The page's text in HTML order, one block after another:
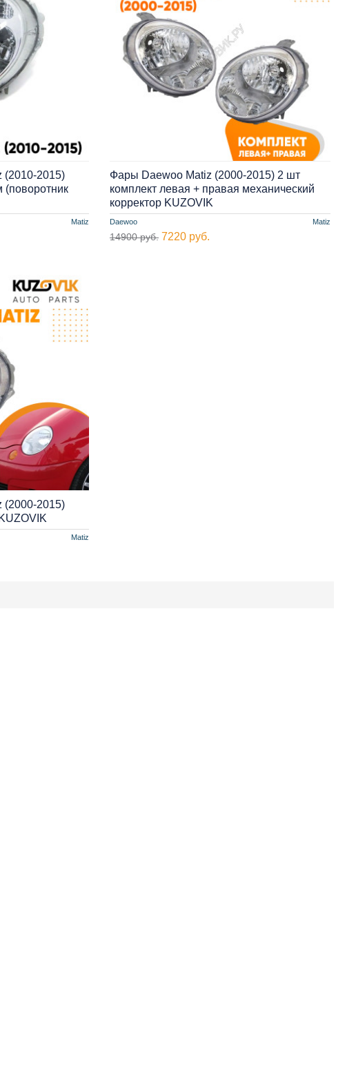
Matiz
(2010-2015)
(поворотник
Daewoo Matiz
Фары Daewoo Matiz (2000-2015) 2 шт
комплект левая + правая механический
корректор KUZOVIK
14900 руб. 7220 руб.
Matiz
(2000-2015)